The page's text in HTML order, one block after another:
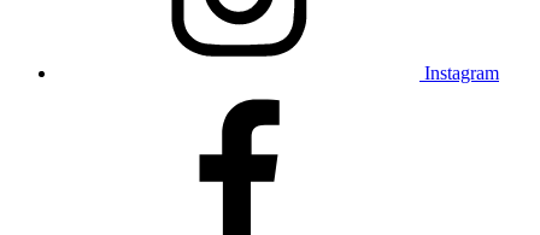
Instagram